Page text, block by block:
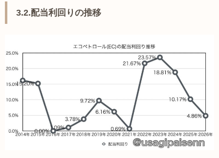
3.2.配当利回りの推移